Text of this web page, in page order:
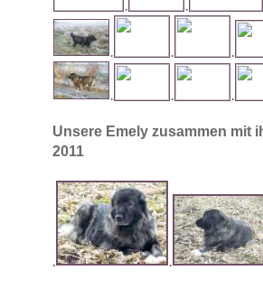
. .
. . .
. . .
Unsere Emely zusammen mit
2011
. .